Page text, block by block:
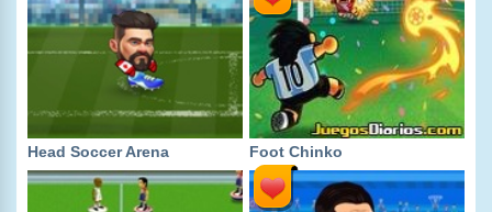
Head Soccer Arena Foot Chinko